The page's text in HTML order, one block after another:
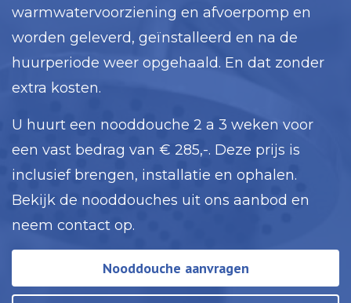
warmwatervoorziening en afvoerpomp en
worden geleverd, geïnstalleerd en na de
huurperiode weer opgehaald. En dat zonder
extra kosten.
U huurt een nooddouche 2 a 3 weken voor
een vast bedrag van € 285,-. Deze prijs is
inclusief brengen, installatie en ophalen.
Bekijk de nooddouches uit ons aanbod en
neem contact op.
Nooddouche aanvragen